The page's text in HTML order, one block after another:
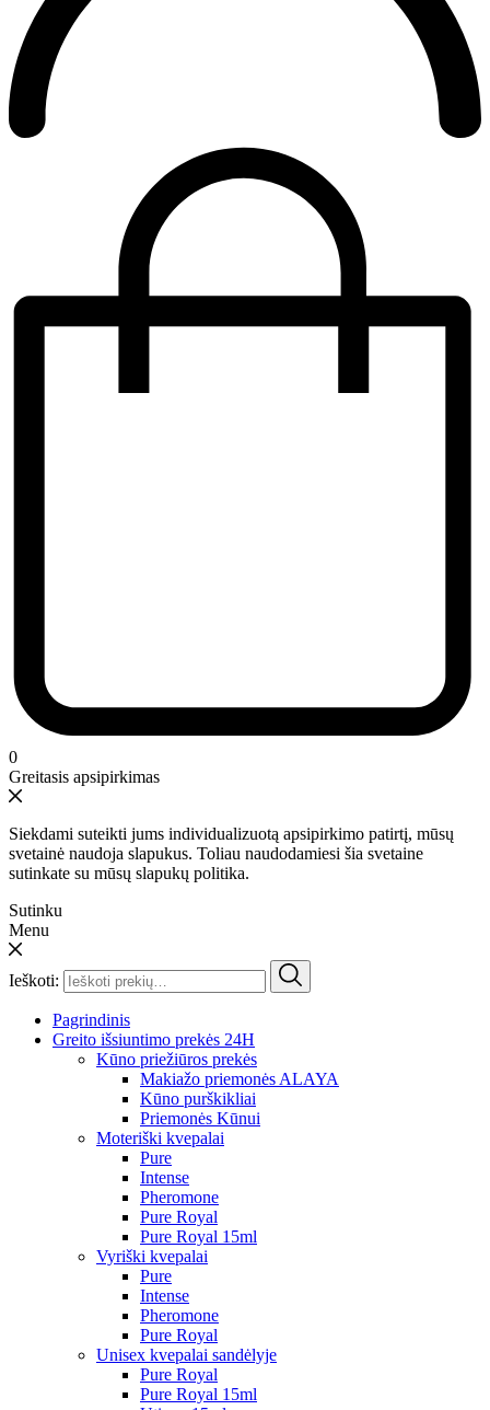
0
Greitasis apsipirkimas
Siekdami suteikti jums individualizuotą apsipirkimo patirtį, mūsų
svetainė naudoja slapukus. Toliau naudodamiesi šia svetaine
sutinkate su mūsų slapukų politika.
Sutinku
Menu
Ieškoti:
Pagrindinis
Greito išsiuntimo prekės 24H
Kūno priežiūros prekės
Makiažo priemonės ALAYA
Kūno purškikliai
Priemonės Kūnui
Moteriški kvepalai
Pure
Intense
Pheromone
Pure Royal
Pure Royal 15ml
Vyriški kvepalai
Pure
Intense
Pheromone
Pure Royal
Unisex kvepalai sandėlyje
Pure Royal
Pure Royal 15ml